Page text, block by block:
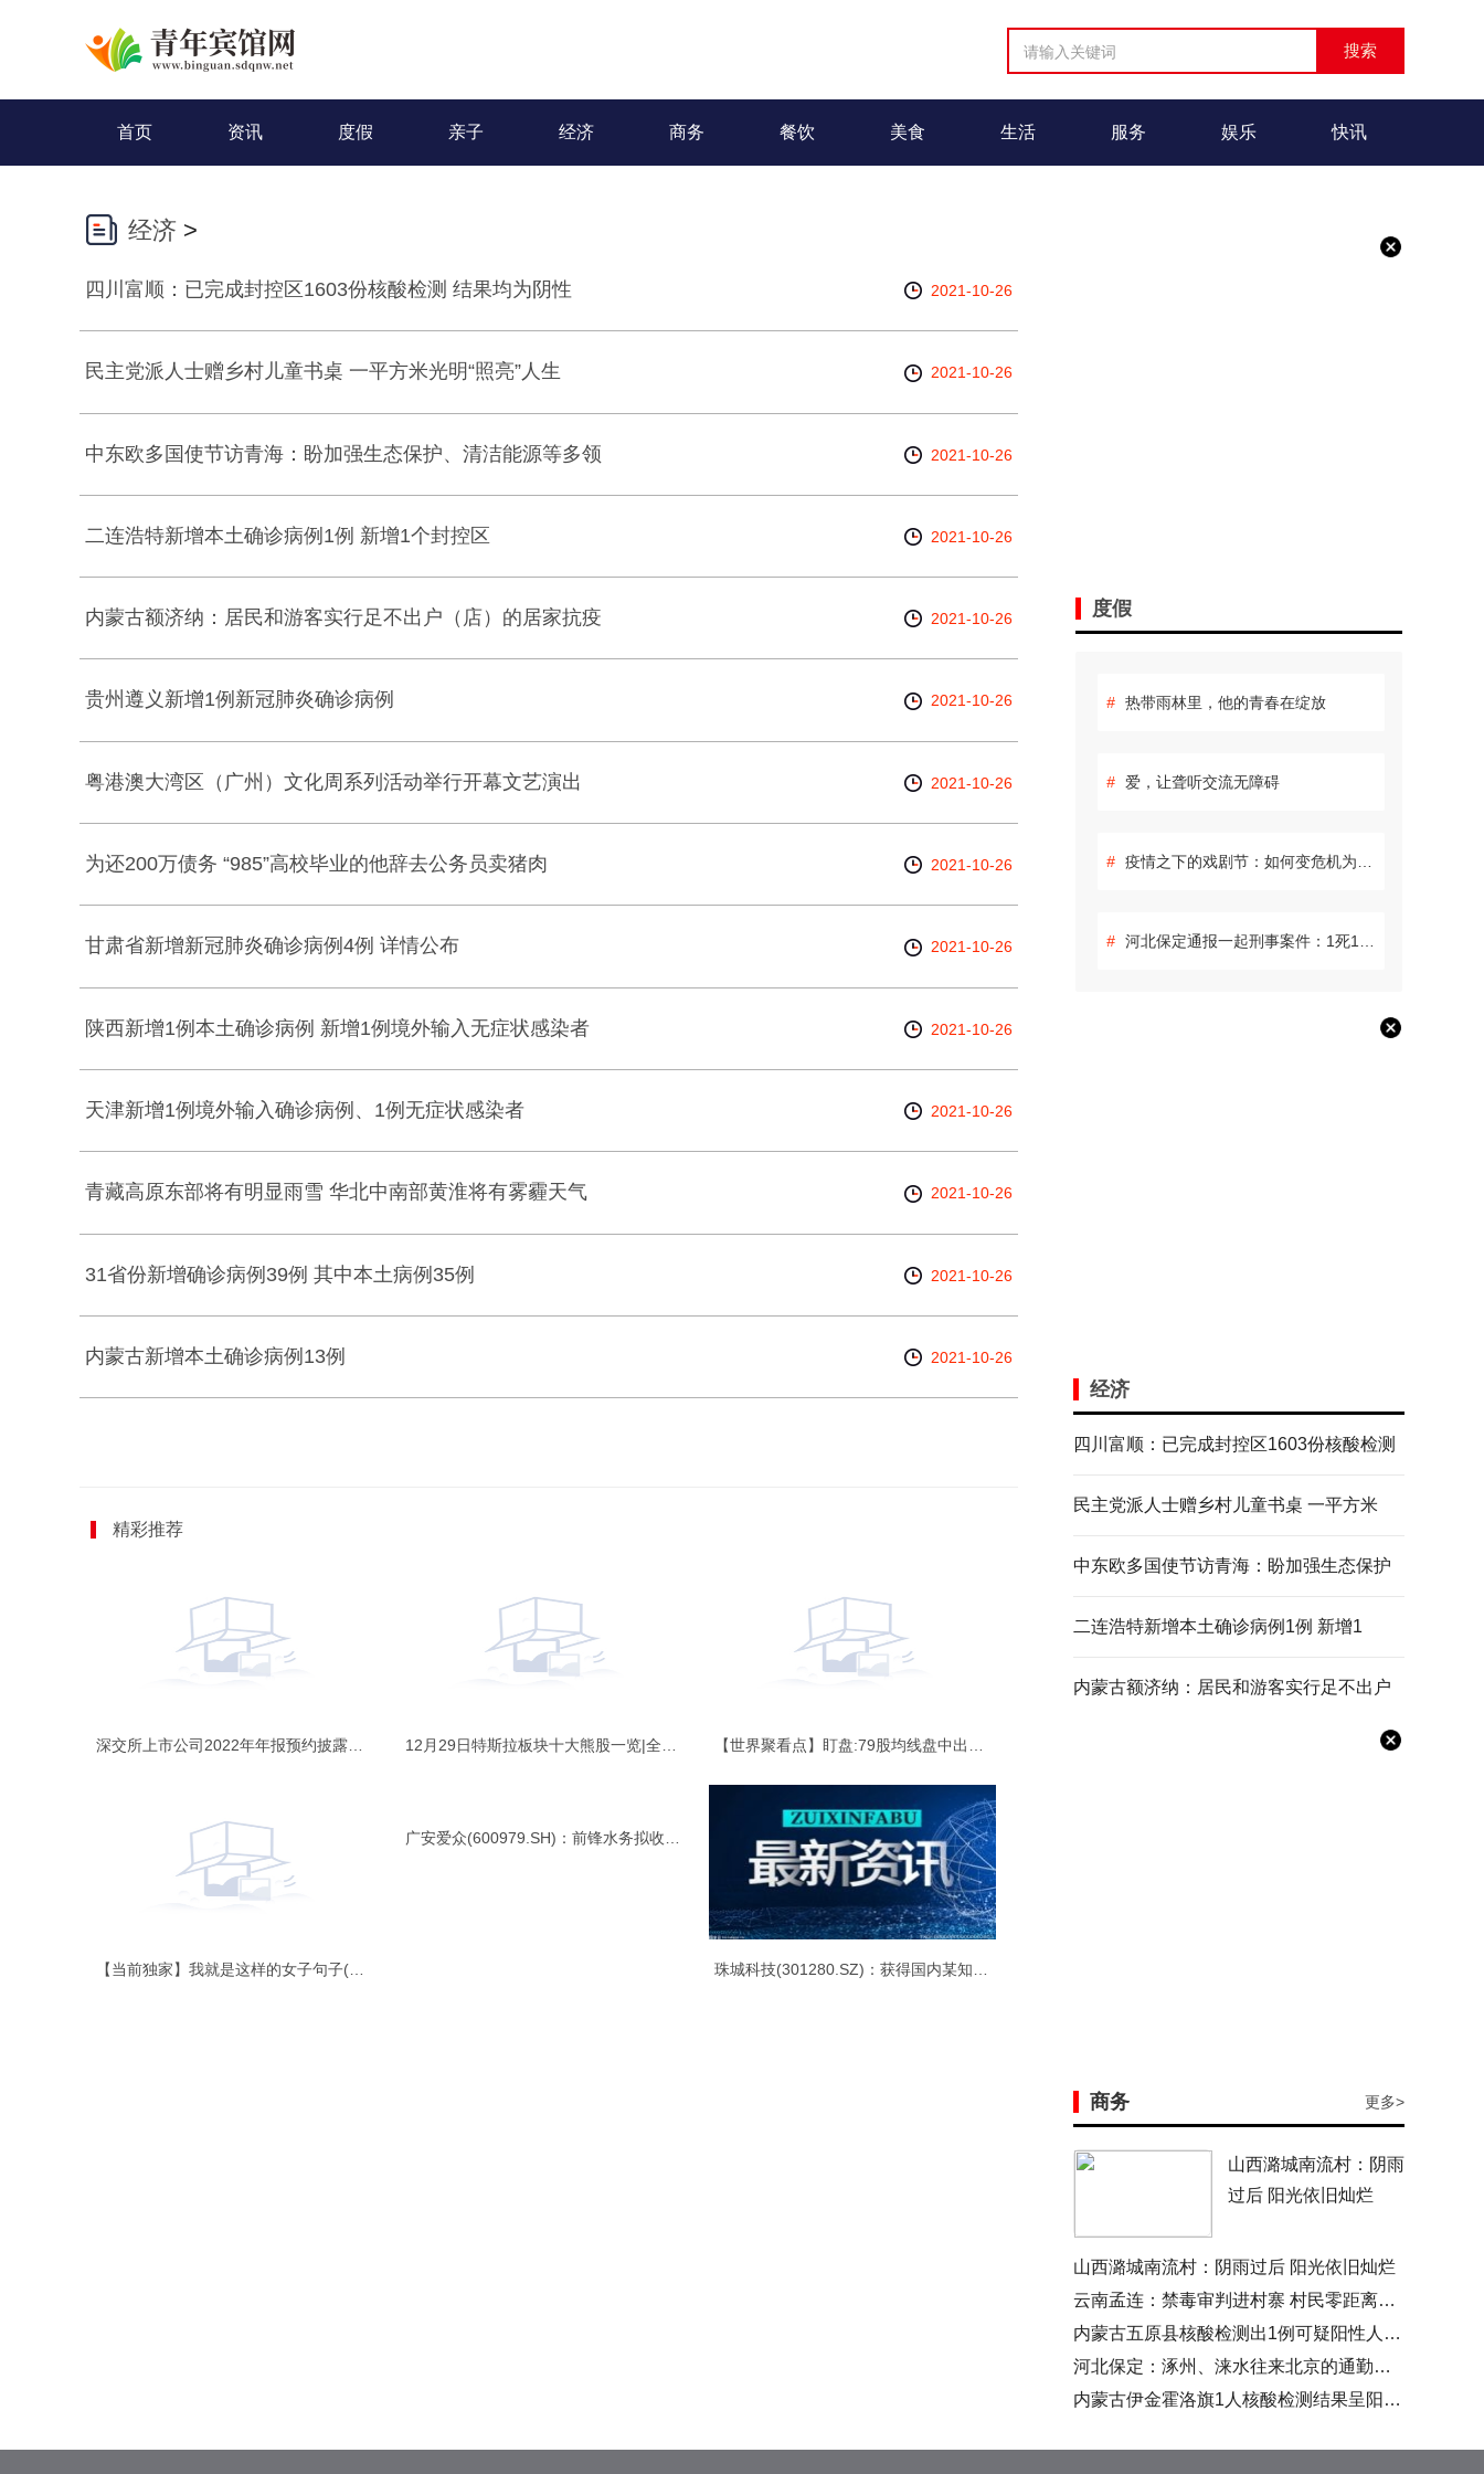
首页 资讯 度假 亲子 经济 商务 餐饮 美食 生活 服务 娱乐 快讯
经济 >
四川富顺：已完成封控区1603份核酸检测 结果均为阴性 2021-10-26
民主党派人士赠乡村儿童书桌 一平方米光明“照亮”人生 2021-10-26
中东欧多国使节访青海：盼加强生态保护、清洁能源等多领 2021-10-26
二连浩特新增本土确诊病例1例 新增1个封控区 2021-10-26
内蒙古额济纳：居民和游客实行足不出户（店）的居家抗疫 2021-10-26
贵州遵义新增1例新冠肺炎确诊病例 2021-10-26
粤港澳大湾区（广州）文化周系列活动举行开幕文艺演出 2021-10-26
为还200万债务 “985”高校毕业的他辞去公务员卖猪肉 2021-10-26
甘肃省新增新冠肺炎确诊病例4例 详情公布 2021-10-26
陕西新增1例本土确诊病例 新增1例境外输入无症状感染者 2021-10-26
天津新增1例境外输入确诊病例、1例无症状感染者 2021-10-26
青藏高原东部将有明显雨雪 华北中南部黄淮将有雾霾天气 2021-10-26
31省份新增确诊病例39例 其中本土病例35例 2021-10-26
内蒙古新增本土确诊病例13例 2021-10-26
精彩推荐
度假
# 热带雨林里，他的青春在绽放
# 爱，让聋听交流无障碍
# 疫情之下的戏剧节：如何变危机为生机
# 河北保定通报一起刑事案件：1死1伤 嫌疑人自杀身亡
经济
四川富顺：已完成封控区1603份核酸检测
民主党派人士赠乡村儿童书桌 一平方米
中东欧多国使节访青海：盼加强生态保护
二连浩特新增本土确诊病例1例 新增1
内蒙古额济纳：居民和游客实行足不出户
商务 更多>
山西潞城南流村：阴雨
过后 阳光依旧灿烂
山西潞城南流村：阴雨过后 阳光依旧灿烂
云南孟连：禁毒审判进村寨 村民零距离看庭审
内蒙古五原县核酸检测出1例可疑阳性人员 经复核呈阳性
河北保定：涿州、涞水往来北京的通勤人员需持单位证明
内蒙古伊金霍洛旗1人核酸检测结果呈阳性 为运煤司机